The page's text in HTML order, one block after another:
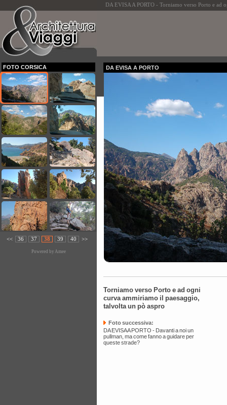
DA EVISA A PORTO - Torniamo verso Porto e
FOTO CORSICA
<< 36 37 38 39 40 >>
Powered by Amee
DA EVISA A PORTO
Torniamo verso Porto e ad ogni
curva ammiriamo il paesaggio,
talvolta un pò aspro
Foto successiva:
DA EVISA A PORTO - Davanti a noi un
pullman, ma come fanno a guidare per
queste strade?